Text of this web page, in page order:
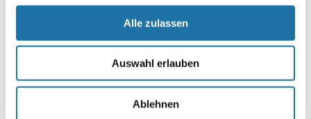
Alle zulassen
Auswahl erlauben
Ablehnen